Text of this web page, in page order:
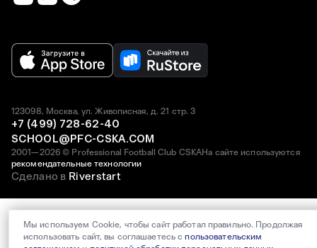
2001—2026 © Professional Football Club CSKAНа сайте используются
рекомендательные технологии
123098, Москва, ул. Живописная, д. 21 стр. 3
+7 (499) 728-62-40
SCHOOL@PFC-CSKA.COM
Сделано в Riverstart
Мы используем Cookie, чтобы сайт работал правильно. Продолжая
использовать сайт, вы соглашаетесь спользовательским